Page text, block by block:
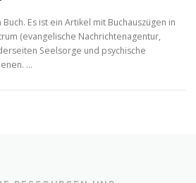
Es ist ein Artikel mit Buchauszügen in
(evangelische Nachrichtenagentur,
Seelsorge und psychische
…